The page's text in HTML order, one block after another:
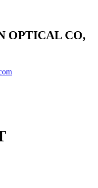
OPTICAL CO,